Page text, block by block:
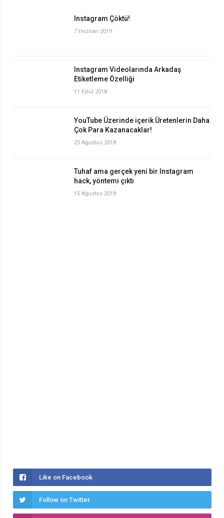
Instagram Çöktü!
7 Haziran 2019
Instagram Videolarında Arkadaş
Etiketleme Özelliği
11 Eylül 2018
YouTube Üzerinde içerik Üretenlerin Daha
Çok Para Kazanacaklar!
25 Ağustos 2018
Tuhaf ama gerçek yeni bir Instagram
hack, yöntemi çıktı
15 Ağustos 2018
Like on Facebook
Follow on Twitter